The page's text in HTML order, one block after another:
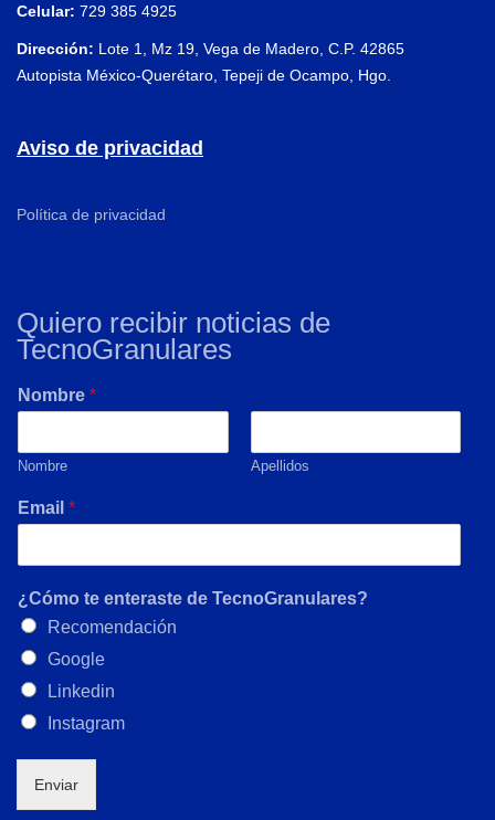
Celular: 729 385 4925
Dirección: Lote 1, Mz 19, Vega de Madero, C.P. 42865
Autopista México-Querétaro, Tepeji de Ocampo, Hgo.
Aviso de privacidad
Política de privacidad
Quiero recibir noticias de
TecnoGranulares
Nombre *
Nombre Apellidos
Email *
¿Cómo te enteraste de TecnoGranulares?
Recomendación
Google
Linkedin
Instagram
Enviar